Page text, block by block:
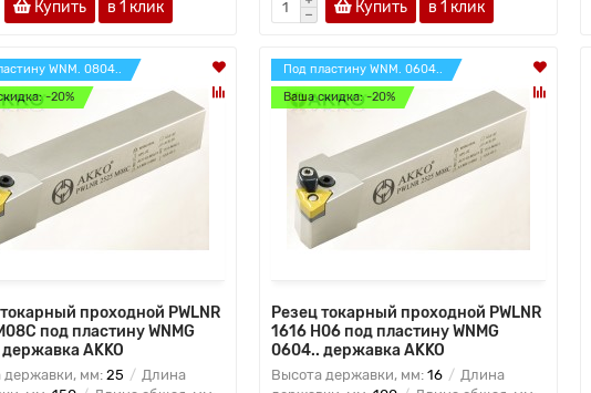
Купить в 1 клик Купить в 1 клик
WNM. 0804..
-20%
проходной PWLNR
под пластину WNMG
AKKO
державки, мм: 25
Длина
Под пластину WNM. 0604..
Ваша скидка: -20%
Резец токарный проходной PWLNR
1616 H06 под пластину WNMG
0604.. державка AKKO
Высота державки, мм: 16
Длина